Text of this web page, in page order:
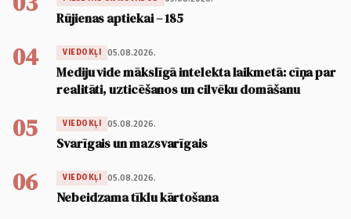
Rūjienas aptiekai – 185
04 VIEDOKĻI 05.08.2026.
Mediju vide mākslīgā intelekta laikmetā: cīņa par
realitāti, uzticēšanos un cilvēku domāšanu
05 VIEDOKĻI 05.08.2026.
Svarīgais un mazsvarīgais
06 VIEDOKĻI 05.08.2026.
Nebeidzama tīklu kārtošana